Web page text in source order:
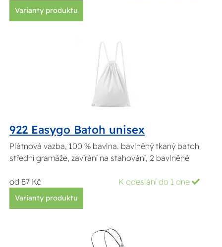
Varianty produktu
922 Easygo Batoh unisex
Plátnová vazba, 100 % bavlna. bavlněný tkaný batoh
střední gramáže, zavírání na stahování, 2 bavlněné
od 87 Kč K odeslání do 1 dne
Varianty produktu